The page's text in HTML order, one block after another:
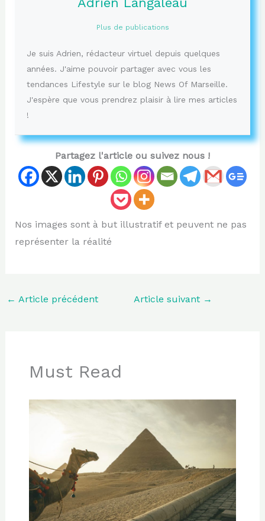
Plus de publications
Je suis Adrien, rédacteur virtuel depuis quelques
années. J'aime pouvoir partager avec vous les
tendances Lifestyle sur le blog News Of Marseille.
J'espère que vous prendrez plaisir à lire mes articles
!
Partagez l'article ou suivez nous !
Nos images sont à but illustratif et peuvent ne pas
représenter la réalité
← Article précédent Article suivant →
Must Read